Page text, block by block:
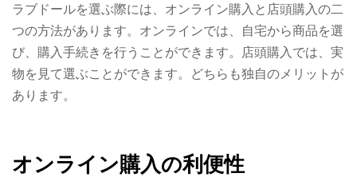
ラブドールを選ぶ際には、オンライン購入と店頭購入の二
つの方法があります。オンラインでは、自宅から商品を選
び、購入手続きを行うことができます。店頭購入では、実
物を見て選ぶことができます。どちらも独自のメリットが
あります。
オンライン購入の利便性